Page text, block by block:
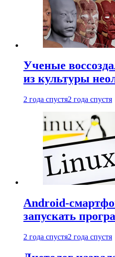
Ученые
из культуры
2 года спустя2 года спустя
Android-
запускать
2 года спустя2 года спустя